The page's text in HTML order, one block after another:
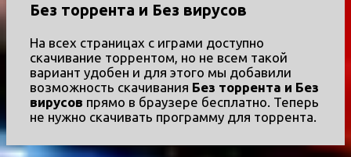
Без торрента и Без вирусов
На всех страницах с играми доступно
скачивание торрентом, но не всем такой
вариант удобен и для этого мы добавили
возможность скачивания Без торрента и Без
вирусов прямо в браузере бесплатно. Теперь
не нужно скачивать программу для торрента.